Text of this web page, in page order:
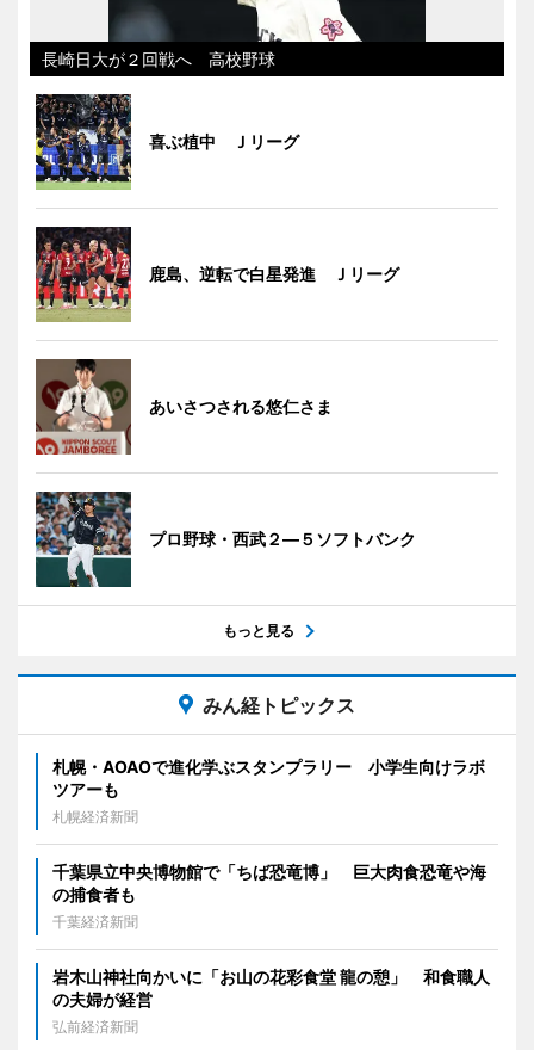
長崎日大が２回戦へ 高校野球
喜ぶ植中 Ｊリーグ
鹿島、逆転で白星発進 Ｊリーグ
あいさつされる悠仁さま
プロ野球・西武２―５ソフトバンク
もっと見る
みん経トピックス
札幌・AOAOで進化学ぶスタンプラリー 小学生向けラボ
ツアーも
札幌経済新聞
千葉県立中央博物館で「ちば恐竜博」 巨大肉食恐竜や海
の捕食者も
千葉経済新聞
岩木山神社向かいに「お山の花彩食堂 龍の憩」 和食職人
の夫婦が経営
弘前経済新聞